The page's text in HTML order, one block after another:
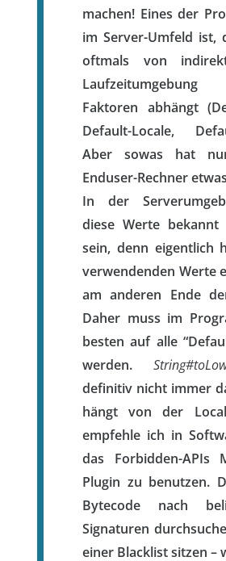
machen! Eines der
im Server-Umfeld ist,
oftmals von
Faktoren abhängt
Default-Locale,
Aber sowas hat
Enduser-Rechner
In der
diese Werte
sein, denn eigentlich
verwendenden Werte
am anderen Ende
Daher muss im
besten auf alle
werden.
definitiv nicht immer
hängt von der
empfehle ich in
das Forbidden-APIs
Plugin zu benutzen.
Bytecode nach
Signaturen
einer Blacklist sitzen –